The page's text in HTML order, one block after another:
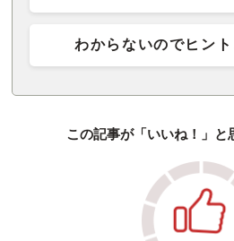
わからないのでヒン
この記事が「いいね！」と